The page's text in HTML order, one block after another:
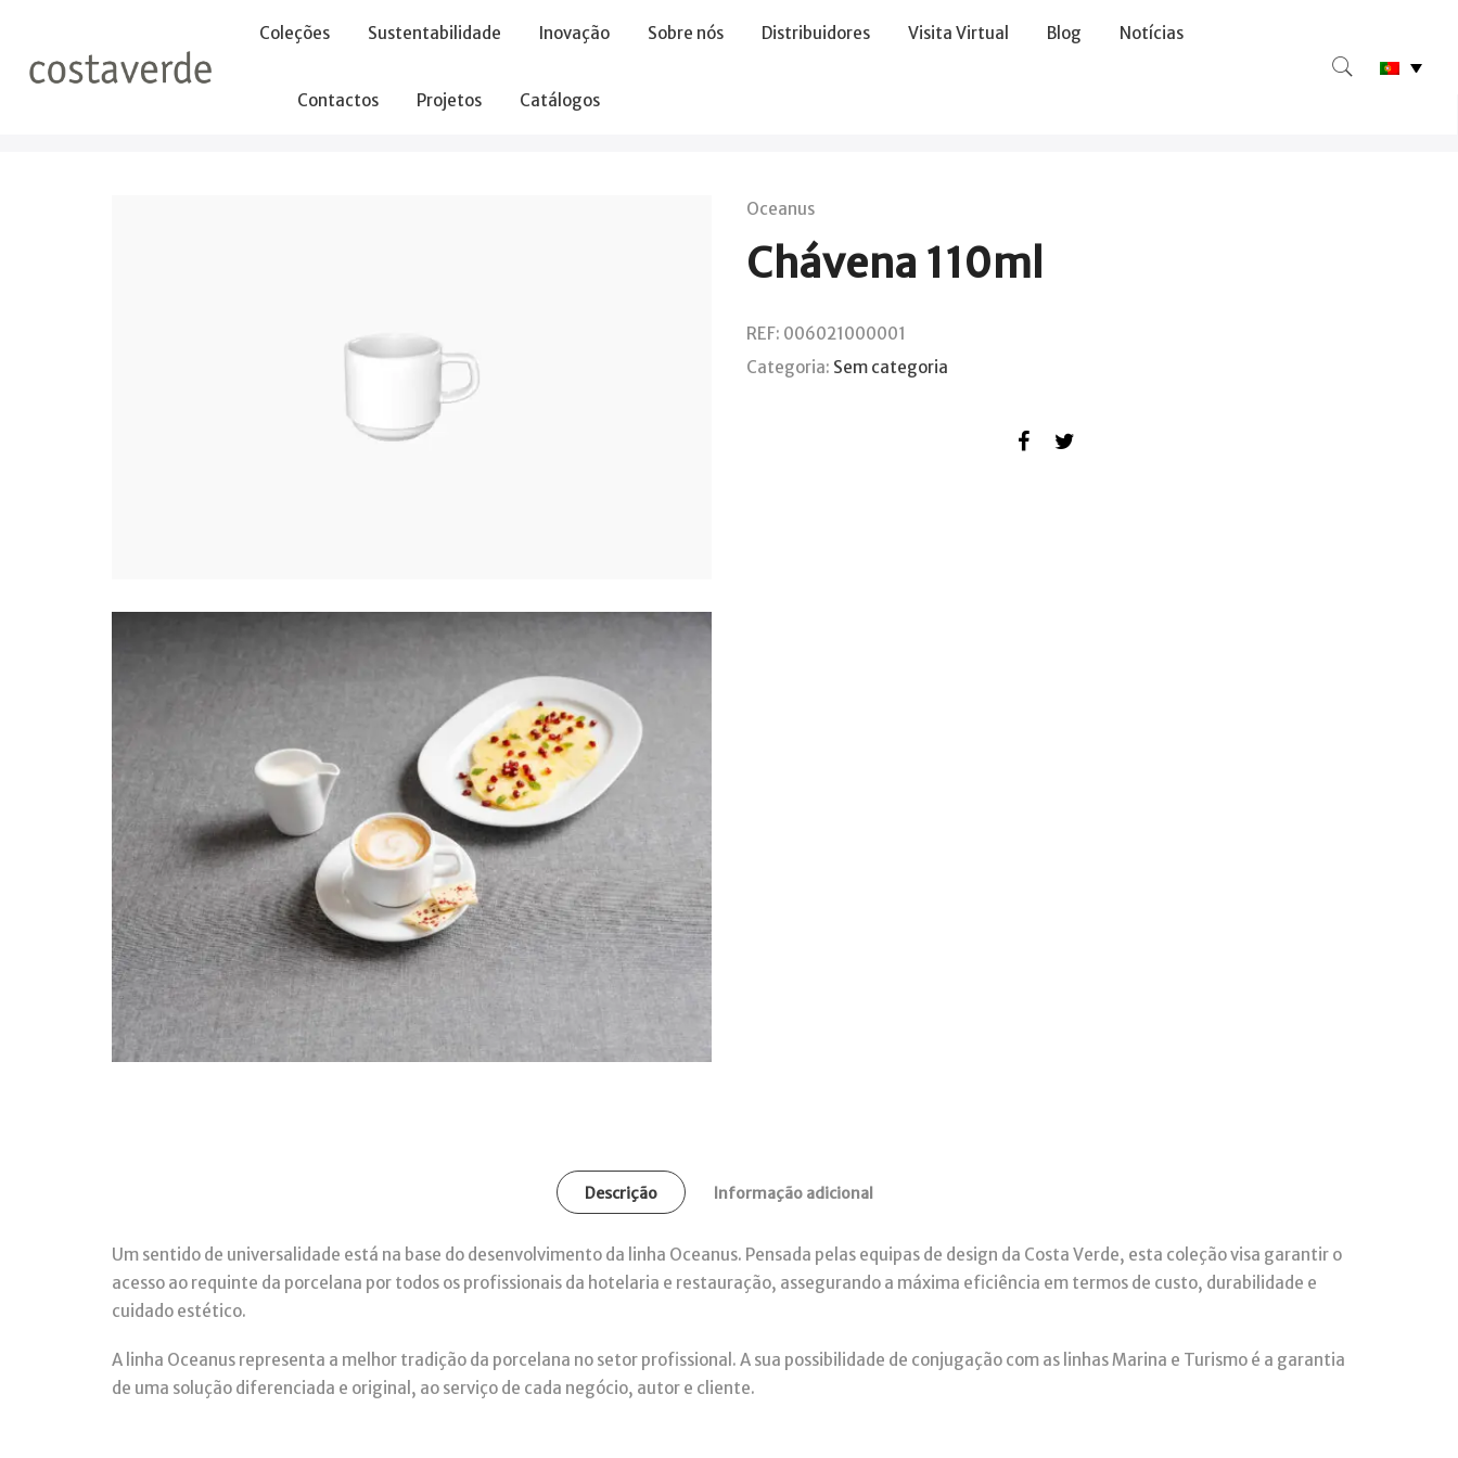
Coleções
Sustentabilidade Inovação Sobre nós Distribuidores Visita Virtual Blog Notícias
Contactos Projetos Catálogos
Oceanus
Chávena 110ml
REF: 006021000001
Categoria: Sem categoria
Descrição Informação adicional
Um sentido de universalidade está na base do desenvolvimento da linha Oceanus. Pensada pelas equipas de design da Costa Verde, esta coleção visa garantir o
acesso ao requinte da porcelana por todos os profissionais da hotelaria e restauração, assegurando a máxima eficiência em termos de custo, durabilidade e
cuidado estético.
A linha Oceanus representa a melhor tradição da porcelana no setor profissional. A sua possibilidade de conjugação com as linhas Marina e Turismo é a garantia
de uma solução diferenciada e original, ao serviço de cada negócio, autor e cliente.